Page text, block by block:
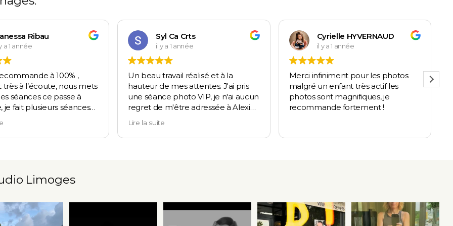
Ribau
a 1 année
à 100% ,
très à l’écoute, nous mets
séances ce passe à
je fait plusieurs séances
même l’aquatique et je
à 10000!
y aller , il aura pas des
Syl Ca Crts
il y a 1 année
Un beau travail réalisé et à la
hauteur de mes attentes. J'ai pris
une séance photo VIP, je n'ai aucun
regret de m'être adressée à Alexia
pour cela. Au delà de son talent
indéniable pour la photographie,
c'est une personne à l'écoute, qui
Lire la suite
Cyrielle HYVERNAUD
il y a 1 année
Merci infiniment pour les photos
malgré un enfant très actif les
photos sont magnifiques, je
recommande fortement !
Limoges
10 1
🤍 Votre bébé est attendu cet
automne ?
✨ Lien en bio pour reservation.
Pourquoi j’ai...
🌿 Une petite pause… pour
mieux vous retrouver.